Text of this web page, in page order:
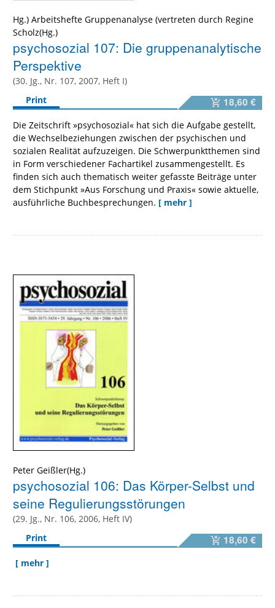
Hg.) Arbeitshefte Gruppenanalyse (vertreten durch Regine
Scholz(Hg.)
psychosozial 107: Die gruppenanalytische
Perspektive
(30. Jg., Nr. 107, 2007, Heft I)
Print
18,60 €
Die Zeitschrift »psychosozial« hat sich die Aufgabe gestellt,
die Wechselbeziehungen zwischen der psychischen und
sozialen Realität aufzuzeigen. Die Schwerpunktthemen sind
in Form verschiedener Fachartikel zusammengestellt. Es
finden sich auch thematisch weiter gefasste Beiträge unter
dem Stichpunkt »Aus Forschung und Praxis« sowie aktuelle,
ausführliche Buchbesprechungen. [ mehr ]
Peter Geißler(Hg.)
psychosozial 106: Das Körper-Selbst und
seine Regulierungsstörungen
(29. Jg., Nr. 106, 2006, Heft IV)
Print
18,60 €
[ mehr ]